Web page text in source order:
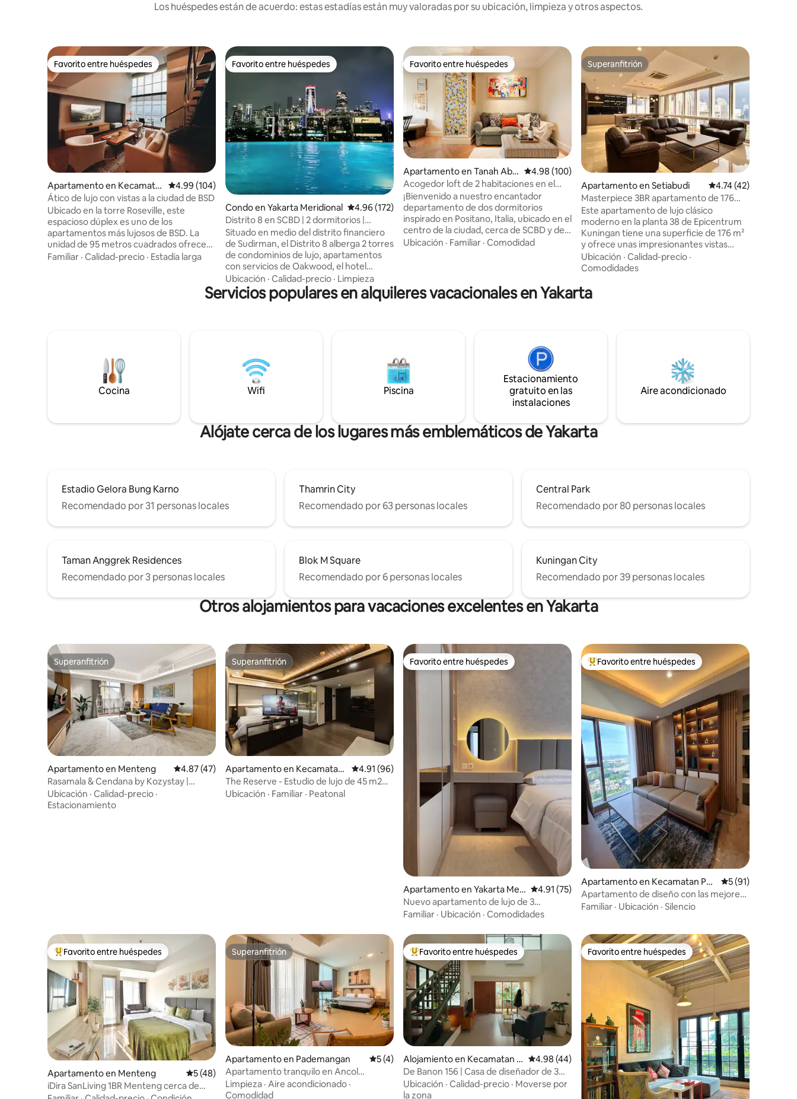
Los huéspedes están de acuerdo: estas estadías están muy valoradas por su ubicación, limpieza y otros aspectos.
Favorito entre huéspedes
Favorito entre huéspedes
Apartamento en Kecamata
n Serpong
Calificación promedio: 4.99 de 5, 104 reseñas
4.99 (104)
Ático de lujo con vistas a la ciudad de BSD
Ubicado en la torre Roseville, este
espacioso dúplex es uno de los
apartamentos más lujosos de BSD. La
unidad de 95 metros cuadrados ofrece
servicios contemporáneos que incluyen
distrito financiero, está a poca distancia a
huéspedes también pueden disfrutar de
la piscina de tamaño olímpico, salón con
mesa de billar, gimnasio, minimart,
guardería y lavandería.
Familiar · Calidad-precio · Estadía larga
Favorito entre huéspedes
Favorito entre huéspedes
Condo en Yakarta Meridional Calificación promedio: 4.96 de 5, 172 reseñas
4.96 (172)
Distrito 8 en SCBD | 2 dormitorios |
Conectado a Ashta
Situado en medio del distrito financiero
de Sudirman, el Distrito 8 alberga 2 torres
de condominios de lujo, apartamentos
con servicios de Oakwood, el hotel
Langham, una prestigiosa oficina y el
moderno centro comercial Ashta. El
máximo lujo está integrado en cada
juegos para niños, cancha de tenis,
piscina, sauna, jacuzzi, jardín elevado,
minicine) y restaurantes, cafeterías y
tiendas de estilo de vida súper geniales
Ubicación · Calidad-precio · Limpieza
Favorito entre huéspedes
Favorito entre huéspedes
Apartamento en Tanah Aba
ng
Calificación promedio: 4.98 de 5, 100 reseñas
4.98 (100)
Acogedor loft de 2 habitaciones en el
centro de Sudirman | Diseño artístico de
Positano
¡Bienvenido a nuestro encantador
departamento de dos dormitorios
inspirado en Positano, Italia, ubicado en el
centro de la ciudad, cerca de SCBD y del
área de Sudirman! Mi espacio ofrece
relajarse después de un día de
exploración. Disfrutarás de un fácil
incluye wifi de alta velocidad y televisores
inteligentes con servicios de streaming.
Ubicación · Familiar · Comodidad
Superanfitrión
Superanfitrión
Apartamento en Setiabudi Calificación
4.74 (42)
Masterpiece 3BR apartamento de 176
m2, ascensor privado
Este apartamento de lujo clásico
moderno en la planta 38 de Epicentrum
Kuningan tiene una superficie de 176 m²
y ofrece unas impresionantes vistas
panorámicas y una combinación
perfecta de elegancia y estilo. Con una
primera categoría y una ubicación
privilegiada en Yakarta, una experiencia
No se permiten fiestas con música alta,
especialmente a la hora de la noche.
¡Está bien, 2 jt si nos quejamos!
Ubicación · Calidad-precio ·
Comodidades
Servicios populares en alquileres vacacionales en Yakarta
Cocina Wifi Piscina
Estacionamiento
gratuito en las
instalaciones
Aire acondicionado
Alójate cerca de los lugares más emblemáticos de Yakarta
Estadio Gelora Bung Karno
Recomendado por 31 personas locales
Thamrin City
Recomendado por 63 personas locales
Central Park
Recomendado por 80 personas locales
Taman Anggrek Residences
Recomendado por 3 personas locales
Blok M Square
Recomendado por 6 personas locales
Kuningan City
Recomendado por 39 personas locales
Otros alojamientos para vacaciones excelentes en Yakarta
Superanfitrión
Superanfitrión
Apartamento en Menteng Calificación promedio: 4.87 de 5, 47 reseñas
4.87 (47)
Rasamala & Cendana by Kozystay |
Residencia de 2 dormitorios
Ubicación · Calidad-precio ·
Estacionamiento
Superanfitrión
Superanfitrión
Apartamento en Kecamatan
Kelapa Dua
Calificación promedio: 4.91 de 5, 96 reseñas
4.91 (96)
The Reserve - Estudio de lujo de 45 m2
en Yakarta/Serpong
Ubicación · Familiar · Peatonal
Favorito entre huéspedes
Favorito entre huéspedes
Apartamento en Yakarta Meri
dional
Calificación promedio: 4.91 de 5, 75 reseñas
4.91 (75)
Nuevo apartamento de lujo de 3
dormitorios
Familiar · Ubicación · Comodidades
Favorito entre huéspedes preferido
Favorito entre huéspedes
Apartamento en Kecamatan Pag
edangan
Calificación
5 (91)
Apartamento de diseño con las mejores
vistas @Branz BSD 1 dormitorio
Familiar · Ubicación · Silencio
Favorito entre huéspedes preferido
Favorito entre huéspedes
Apartamento en Menteng Calificación promedio: 5 de 5, 48 reseñas
5 (48)
iDira SanLiving 1BR Menteng cerca de
Plaza Indonesia
Superanfitrión
Superanfitrión
Apartamento en Pademangan Calificación promedio: 5 de 5, 4 reseñas
5 (4)
Apartamento tranquilo en Ancol
Mansion Pademangan JKT
Limpieza · Aire acondicionado ·
Comodidad
Favorito entre huéspedes preferido
Favorito entre huéspedes
Alojamiento en Kecamatan C
inere
Calificación promedio: 4.98 de 5, 44 reseñas
4.98 (44)
De Banon 156 | Casa de diseñador de 3
dormitorios en Cinere
Ubicación · Calidad-precio · Moverse por
la zona
Favorito entre huéspedes
Favorito entre huéspedes